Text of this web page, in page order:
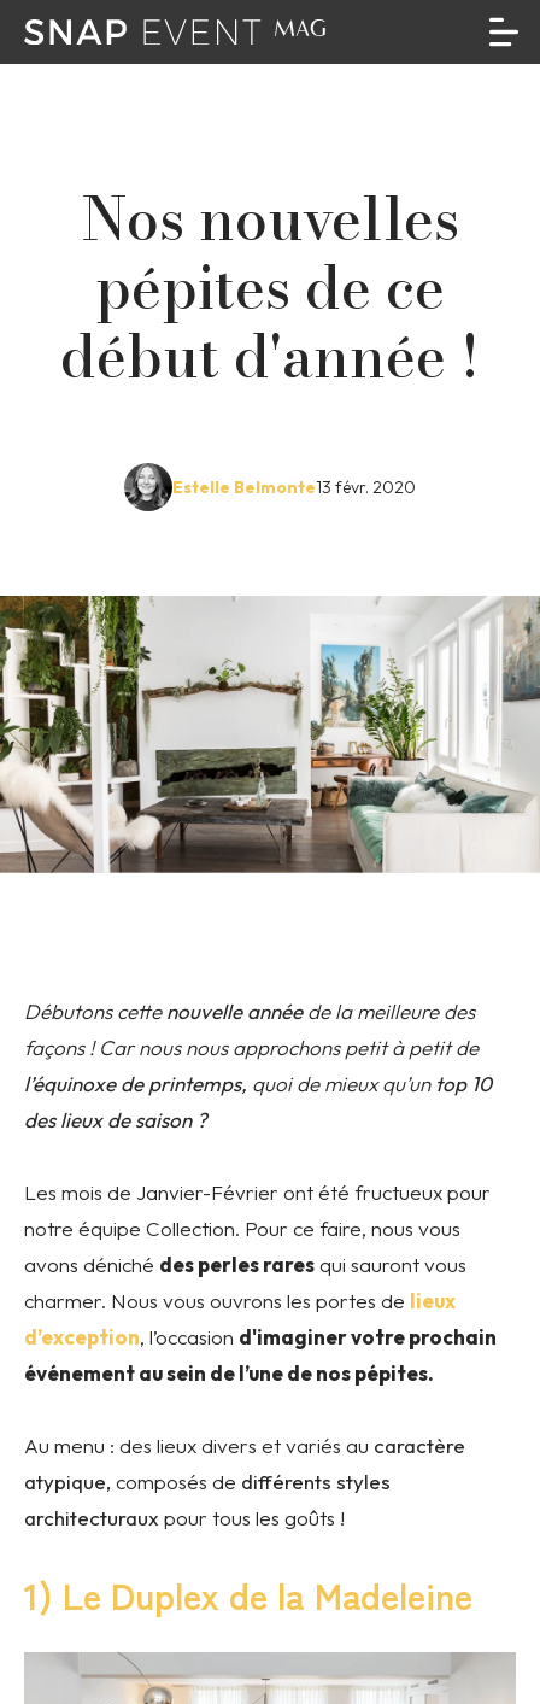
Nos nouvelles
pépites de ce
début d'année !
13 févr. 2020
Estelle Belmonte
Débutons cettenouvelle annéede la meilleure des
façons ! Car nous nous approchons petit à petit de
l’équinoxe de printemps, quoi de mieux qu’un top 10
des lieux de saison ?
Les mois de Janvier-Février ont été fructueux pour
notre équipe Collection. Pour ce faire, nous vous
avons déniché des perles raresqui sauront vous
charmer. Nous vous ouvrons les portes de lieux
d’exception, l’occasion d'imaginer votre prochain
événement au sein de l’une de nos pépites.
Au menu : des lieux divers et variés au caractère
atypique, composés de différents styles
architecturaux pour tous les goûts !
1) Le Duplex de la Madeleine